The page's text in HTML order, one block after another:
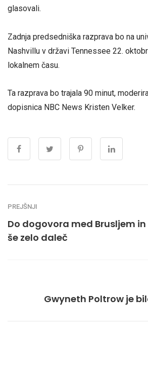
glasovali.
Zadnja predsedniška razprava bo na
Nashvillu v državi Tennessee 22.
lokalnem času.
Ta razprava bo trajala 90 minut,
dopisnica NBC News Kristen Velker.
PREJŠNJI
Do dogovora med Brusljem
še zelo daleč
Gwyneth Poltrow je